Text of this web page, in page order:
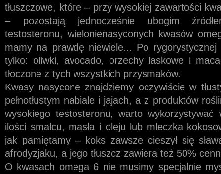
tłuszczowe, które – przy wysokiej zawartości
– pozostają jednocześnie ubogim
testosteronu, wielonienasyconych kwasów
mamy na prawdę niewiele... Po
tylko: oliwki, avocado, orzechy laskowe i
tłoczone z tych wszystkich przysmaków.
Kwasy nasycone znajdziemy oczywiście w
pełnotłustym nabiale i jajach, a z produktów
wysokiego testosteronu, warto wykorzystywać
ilości smalcu, masła i oleju lub mleczka
jak pamiętamy – koks zawsze cieszył się
afrodyzjaku, a jego tłuszcz zawiera też 50%
O kwasach omega 6 nie musimy specjalnie